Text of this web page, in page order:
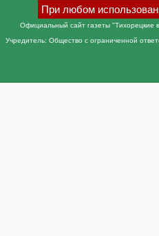
При любом
Официальный сайт газеты "Тихорецкие
Учредитель: Общество с ограниченной